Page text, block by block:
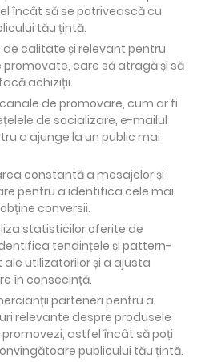
încât să se potrivească cu
tău țintă.
calitate și relevant pentru
promovate, care să atragă și să
achiziții.
de promovare, cum ar fi
de socializare, e-mailul
a ajunge la un public mai
constantă a mesajelor și
pentru a identifica cele mai
conversii.
statisticilor oferite de
tendințele și pattern-
utilizatorilor și a ajusta
în consecință.
parteneri pentru a
relevante despre produsele
promovezi, astfel încât să poți
publicului tău țintă.